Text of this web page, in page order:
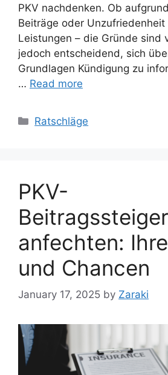
PKV nachdenken. Ob
Beiträge oder Unzufriedenheit
Leistungen – die Gründe sind
jedoch entscheidend, sich
Grundlagen Kündigung zu
… Read more
Categories
Ratschläge
PKV-
anfechten:
und Chancen
January 17, 2025 by Zaraki